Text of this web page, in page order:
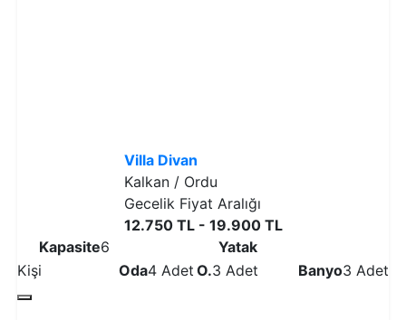
Villa Divan
Kalkan / Ordu
Gecelik Fiyat Aralığı
12.750 TL - 19.900 TL
Kapasite6
Kişi
Oda4 Adet
Yatak
O.3 Adet Banyo3 Adet